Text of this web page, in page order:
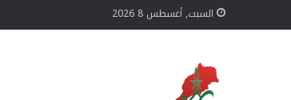
السبت, أغسطس 8 2026